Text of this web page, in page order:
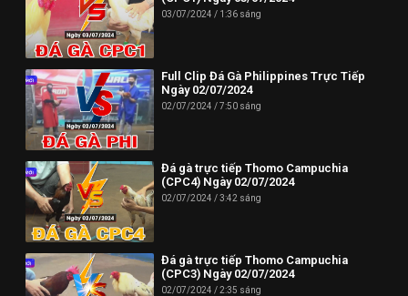
03/07/2024 1:36 sáng
Full Clip Đá Gà Philippines Trực Tiếp
Ngày 02/07/2024
02/07/2024 7:50 sáng
Đá gà trực tiếp Thomo Campuchia
(CPC4) Ngày 02/07/2024
02/07/2024 3:42 sáng
Đá gà trực tiếp Thomo Campuchia
(CPC3) Ngày 02/07/2024
02/07/2024 2:35 sáng